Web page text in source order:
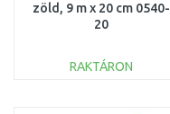
zöld, 9 m x 20 cm 0540-
20
RAKTÁRON